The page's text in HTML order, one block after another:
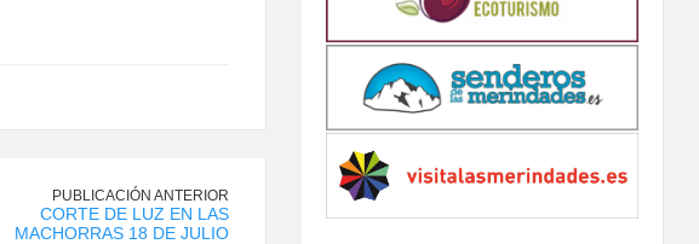
PUBLICACIÓN ANTERIOR
CORTE DE LUZ EN LAS
MACHORRAS 18 DE JULIO